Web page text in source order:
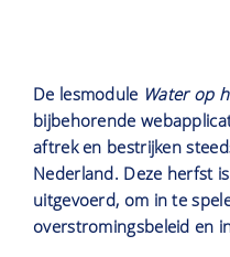
De lesmodule Water op
bijbehorende
aftrek en bestrijken
Nederland. Deze herfst
uitgevoerd, om in te
overstromingsbeleid en